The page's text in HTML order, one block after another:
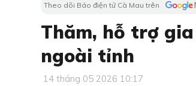
Theo dõi Báo điện tử Cà Mau trên
Thăm, hỗ trợ
ngoài tỉnh
14 tháng 05 2026 10:17